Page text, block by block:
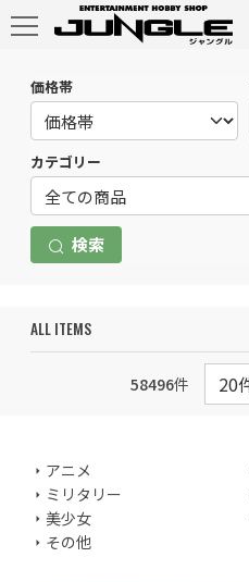
価格帯
カテゴリー
検索
ALL ITEMS
58496件
アニメ
ミリタリー
美少女
その他